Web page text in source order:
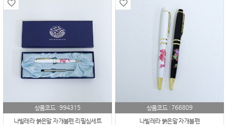
상품코드 :994315
나빌레라 붉은말 자개볼펜 리필심세트
상품코드 : 766809
나빌레라 붉은말 자개볼펜